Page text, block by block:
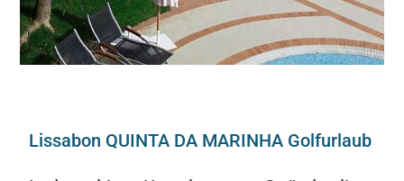
Lissabon QUINTA DA MARINHA Golfurlaub